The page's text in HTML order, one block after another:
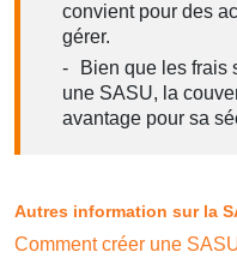
convient pour des
gérer.
Bien que les frais
une SASU, la
avantage pour sa
Autres information sur la
Comment créer une